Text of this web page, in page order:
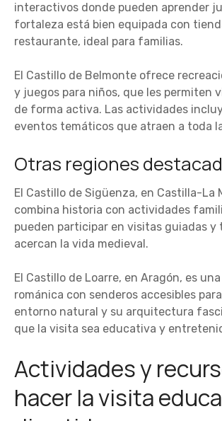
interactivos donde pueden aprender
fortaleza está bien equipada con
restaurante, ideal para familias.
El Castillo de Belmonte ofrece
y juegos para niños, que les permiten
de forma activa. Las actividades
eventos temáticos que atraen a toda
Otras regiones
El Castillo de Sigüenza, en Castilla-La
combina historia con actividades
pueden participar en visitas guiadas y
acercan la vida medieval.
El Castillo de Loarre, en Aragón, es
románica con senderos accesibles
entorno natural y su arquitectura
que la visita sea educativa y
Actividades y
hacer la visita